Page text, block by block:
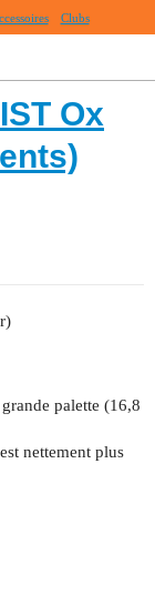
Clubs
Ox
palette (16,8
nettement plus